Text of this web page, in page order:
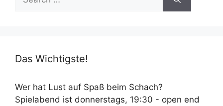
for:
Das Wichtigste!
Wer hat Lust auf Spaß beim Schach?
Spielabend ist donnerstags, 19:30 - open end